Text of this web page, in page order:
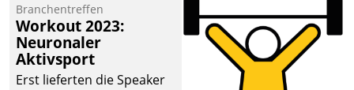
Mammutprojekte
meistern und Workloads
wuppen – bei zunehmend
anspruchsvollen
Branchentreffen
Workout 2023:
Neuronaler
Aktivsport
Erst lieferten die Speaker